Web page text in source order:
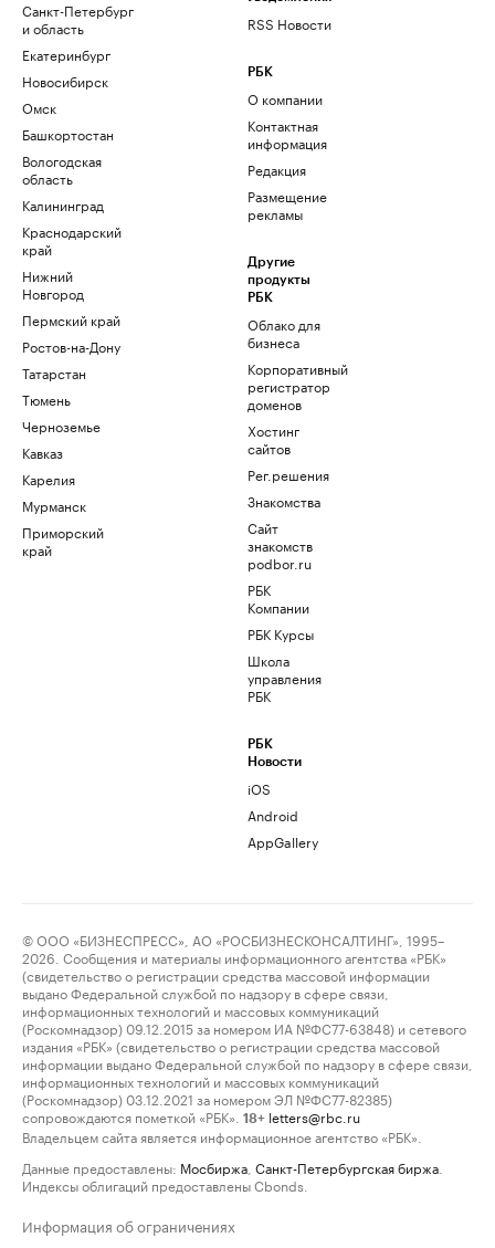
Санкт-Петербург
и область
Екатеринбург
Новосибирск
Омск
Башкортостан
Вологодская
область
Калининград
Краснодарский
край
Нижний
Новгород
Пермский край
Ростов-на-Дону
Татарстан
Тюмень
Черноземье
Кавказ
Карелия
Мурманск
Приморский
край
RSS Новости
РБК
О компании
Контактная
информация
Редакция
Размещение
рекламы
Другие
продукты
РБК
Облако для
бизнеса
Корпоративный
регистратор
доменов
Хостинг
сайтов
Рег.решения
Знакомства
Сайт
знакомств
podbor.ru
РБК
Компании
РБК Курсы
Школа
управления
РБК
РБК
Новости
iOS
Android
AppGallery
© ООО «БИЗНЕСПРЕСС», АО «РОСБИЗНЕСКОНСАЛТИНГ», 1995–
2026. Сообщения и материалы информационного агентства «РБК»
(свидетельство о регистрации средства массовой информации
выдано Федеральной службой по надзору в сфере связи,
информационных технологий и массовых коммуникаций
(Роскомнадзор) 09.12.2015 за номером ИА №ФС77-63848) и сетевого
издания «РБК» (свидетельство о регистрации средства массовой
информации выдано Федеральной службой по надзору в сфере связи,
информационных технологий и массовых коммуникаций
(Роскомнадзор) 03.12.2021 за номером ЭЛ №ФС77-82385)
сопровождаются пометкой «РБК».
18+ letters@rbc.ru
Владельцем сайта является информационное агентство «РБК».
Данные предоставлены: Мосбиржа Санкт-Петербургская биржа
Индексы облигаций предоставлены Cbonds.
Информация об ограничениях